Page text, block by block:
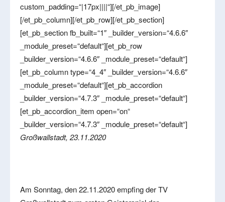
custom_padding=“|17px||||“][/et_pb_image]
[/et_pb_column][/et_pb_row][/et_pb_section]
[et_pb_section fb_built=“1″ _builder_version=“4.6.6″
_module_preset=“default“][et_pb_row
_builder_version=“4.6.6″ _module_preset=“default“]
[et_pb_column type=“4_4″ _builder_version=“4.6.6″
_module_preset=“default“][et_pb_accordion
_builder_version=“4.7.3″ _module_preset=“default“]
[et_pb_accordion_item open=“on“
_builder_version=“4.7.3″ _module_preset=“default“]
Großwallstadt, 23.11.2020
Am Sonntag, den 22.11.2020 empfing der TV